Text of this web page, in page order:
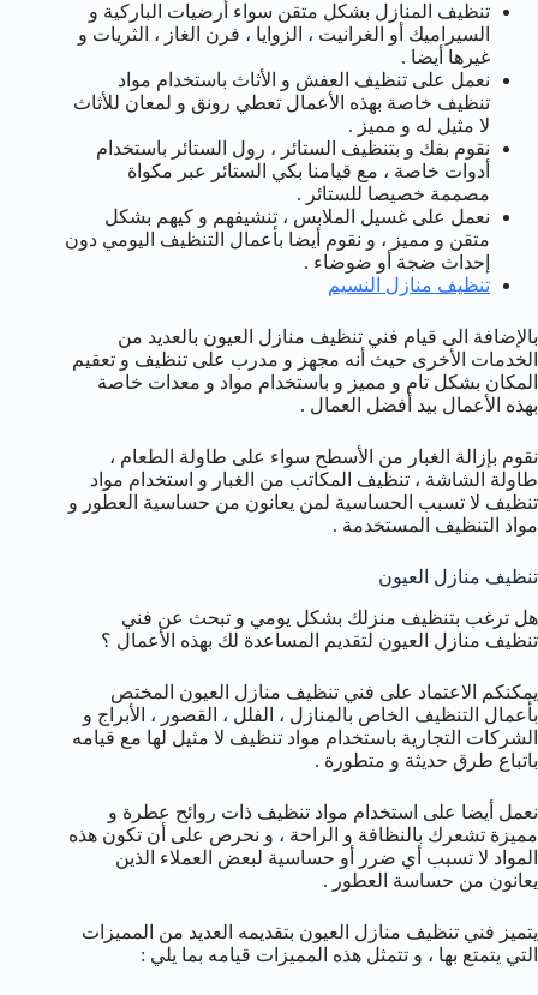
تنظيف المنازل بشكل متقن سواء أرضيات الباركية و
السيراميك أو الغرانيت ، الزوايا ، فرن الغاز ، الثريات و
غيرها أيضا .
نعمل على تنظيف العفش و الأثاث باستخدام مواد
تنظيف خاصة بهذه الأعمال تعطي رونق و لمعان للأثاث
لا مثيل له و مميز .
نقوم بفك و بتنظيف الستائر ، رول الستائر باستخدام
أدوات خاصة ، مع قيامنا بكي الستائر عبر مكواة
مصممة خصيصا للستائر .
نعمل على غسيل الملابس ، تنشيفهم و كيهم بشكل
متقن و مميز ، و نقوم أيضا بأعمال التنظيف اليومي دون
إحداث ضجة أو ضوضاء .
تنظيف منازل النسيم
بالإضافة الى قيام فني تنظيف منازل العيون بالعديد من
الخدمات الأخرى حيث أنه مجهز و مدرب على تنظيف و تعقيم
المكان بشكل تام و مميز و باستخدام مواد و معدات خاصة
بهذه الأعمال بيد أفضل العمال .
نقوم بإزالة الغبار من الأسطح سواء على طاولة الطعام ،
طاولة الشاشة ، تنظيف المكاتب من الغبار و استخدام مواد
تنظيف لا تسبب الحساسية لمن يعانون من حساسية العطور و
مواد التنظيف المستخدمة .
تنظيف منازل العيون
هل ترغب بتنظيف منزلك بشكل يومي و تبحث عن فني
تنظيف منازل العيون لتقديم المساعدة لك بهذه الأعمال ؟
يمكنكم الاعتماد على فني تنظيف منازل العيون المختص
بأعمال التنظيف الخاص بالمنازل ، الفلل ، القصور ، الأبراج و
الشركات التجارية باستخدام مواد تنظيف لا مثيل لها مع قيامه
باتباع طرق حديثة و متطورة .
نعمل أيضا على استخدام مواد تنظيف ذات روائح عطرة و
مميزة تشعرك بالنظافة و الراحة ، و نحرص على أن تكون هذه
المواد لا تسبب أي ضرر أو حساسية لبعض العملاء الذين
يعانون من حساسة العطور .
يتميز فني تنظيف منازل العيون بتقديمه العديد من المميزات
التي يتمتع بها ، و تتمثل هذه المميزات قيامه بما يلي :